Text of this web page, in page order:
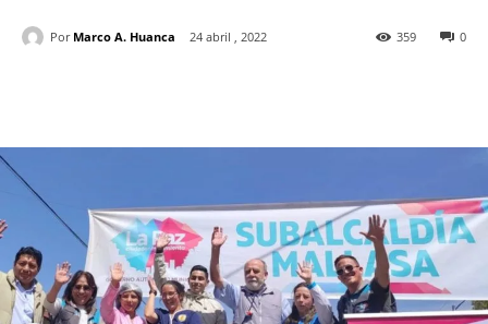
Por Marco A. Huanca 24 abril , 2022 0
359